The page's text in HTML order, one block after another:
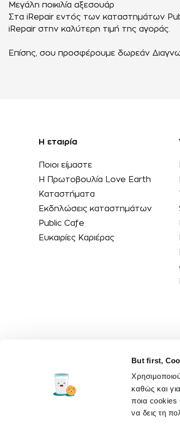
But first,
καθώς και
ποια cookies
να δεις τη
Μεγάλη ποικιλία αξεσουάρ
Στα iRepair εντός των καταστημάτων
iRepair στην καλύτερη τιμή της αγοράς.
Επίσης, σου προσφέρουμε δωρεάν
Η εταιρία
Ποιοι είμαστε
Η Πρωτοβουλία Love Earth
Καταστήματα
Εκδηλώσεις καταστημάτων
Public Cafe
Ευκαιρίες Καριέρας